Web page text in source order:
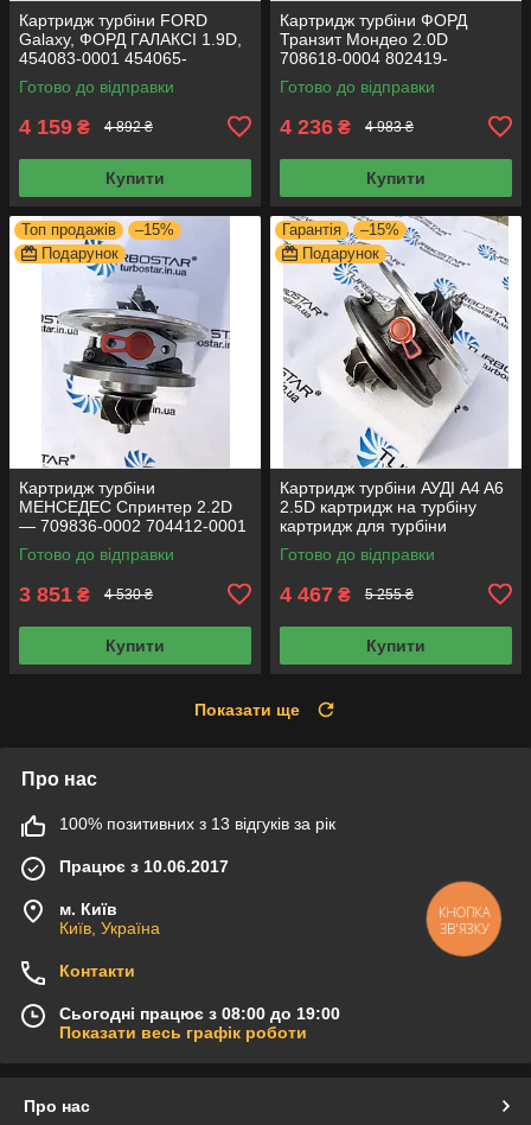
Картридж турбіни FORD
Galaxy, ФОРД ГАЛАКСІ 1.9D,
454083-0001 454065-
0002 454082-0001 454092-
0001
Готово до відправки
4 159 ₴ 4 892 ₴
Купити
Картридж турбіни ФОРД
Транзит Мондео 2.0D
708618-0004 802419-
0002 714716-0004 726194-
0001 709035-0004
Готово до відправки
4 236 ₴ 4 983 ₴
Купити
Топ продажів
–15%
Подарунок
Картридж турбіни
МЕНСЕДЕС Спринтер 2.2D
— 709836-0002 704412-0001
709835-0001 709836-
0001 709836-0003
Готово до відправки
3 851 ₴ 4 530 ₴
Купити
Гарантія
–15%
Подарунок
Картридж турбіни АУДІ A4 A6
2.5D картридж на турбіну
картридж для турбіни
454135-0001 454135-0006
Готово до відправки
4 467 ₴ 5 255 ₴
Купити
Показати ще
Про нас
100% позитивних з 13 відгуків за рік
Працює з 10.06.2017
м. Київ
Київ, Україна
Контакти
Сьогодні працює з 08:00 до 19:00
Показати весь графік роботи
Про нас
КНОПКА
ЗВ'ЯЗКУ